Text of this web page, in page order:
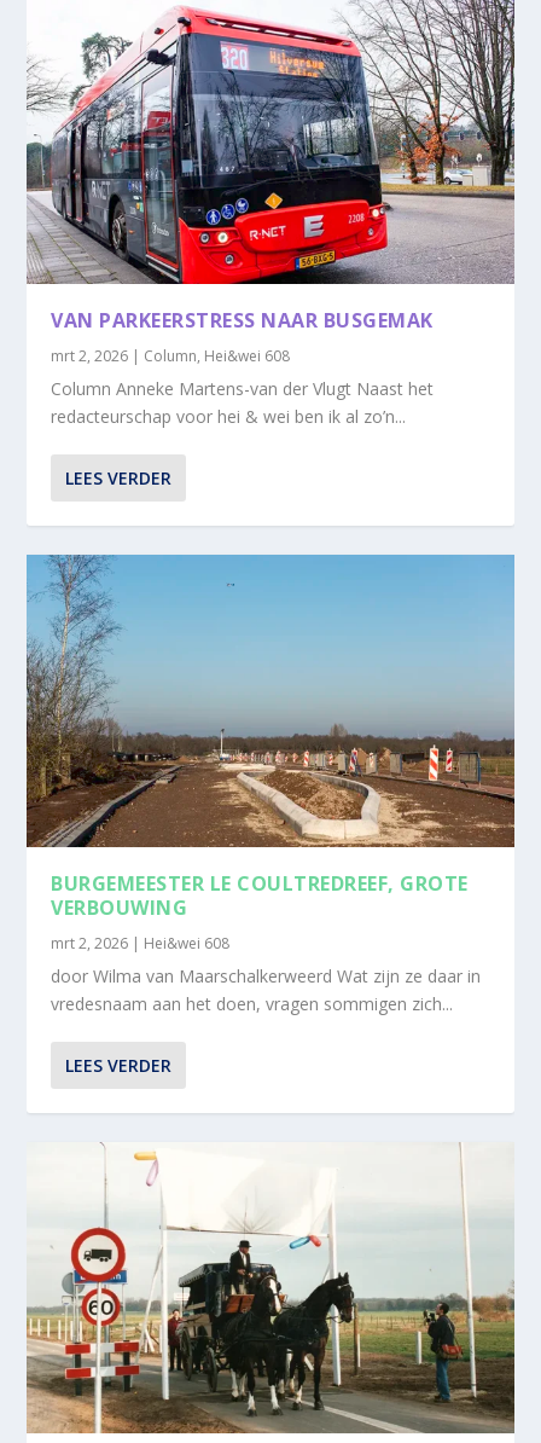
VAN PARKEERSTRESS NAAR BUSGEMAK
mrt 2, 2026 | Column, Hei&wei 608
Column Anneke Martens-van der Vlugt Naast het
redacteurschap voor hei & wei ben ik al zo’n...
LEES VERDER
BURGEMEESTER LE COULTREDREEF, GROTE
VERBOUWING
mrt 2, 2026 | Hei&wei 608
door Wilma van Maarschalkerweerd Wat zijn ze daar in
vredesnaam aan het doen, vragen sommigen zich...
LEES VERDER